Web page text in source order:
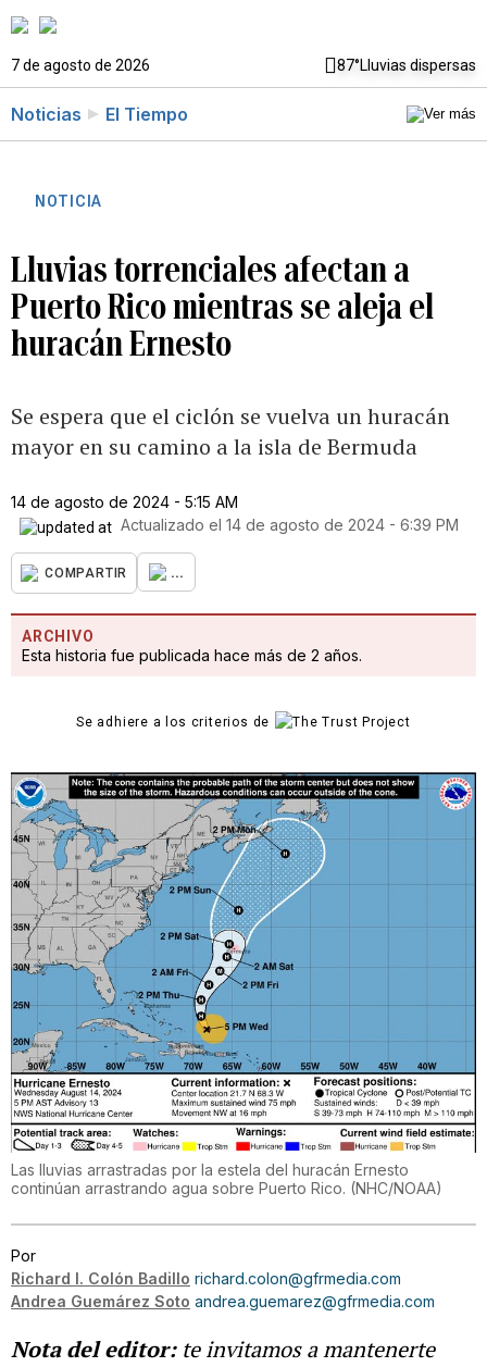
7 de agosto de 2026 87°Lluvias dispersas
Noticias El Tiempo
NOTICIA
Lluvias torrenciales afectan a
Puerto Rico mientras se aleja el
huracán Ernesto
Se espera que el ciclón se vuelva un huracán
mayor en su camino a la isla de Bermuda
14 de agosto de 2024 - 5:15 AM
Actualizado el 14 de agosto de 2024 - 6:39 PM
COMPARTIR ...
ARCHIVO
Esta historia fue publicada hace más de 2 años.
Se adhiere a los criterios de
Las lluvias arrastradas por la estela del huracán Ernesto
continúan arrastrando agua sobre Puerto Rico. (NHC/NOAA)
Por
Richard I. Colón Badillo richard.colon@gfrmedia.com
Andrea Guemárez Soto andrea.guemarez@gfrmedia.com
Nota del editor:te invitamos a mantenerte